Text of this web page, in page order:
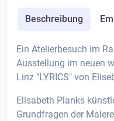
Beschreibung
Ein Atelierbesuch im
Ausstellung im neuen
Linz "LYRICS" von
Elisabeth Planks
Grundfragen der